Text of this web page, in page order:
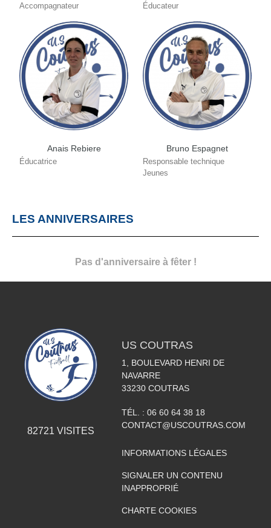
Accompagnateur Éducateur
Anais Rebiere
Éducatrice
Bruno Espagnet
Responsable technique
Jeunes
LES ANNIVERSAIRES
Pas d'anniversaire à fêter !
82721 VISITES
US COUTRAS
1, BOULEVARD HENRI DE
NAVARRE
33230 COUTRAS
TÉL. : 06 60 64 38 18
CONTACT@USCOUTRAS.COM
INFORMATIONS LÉGALES
SIGNALER UN CONTENU
INAPPROPRIÉ
CHARTE COOKIES